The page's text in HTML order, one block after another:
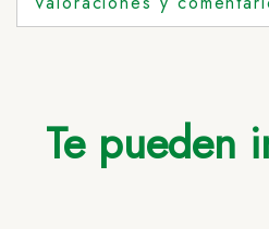
Te pueden